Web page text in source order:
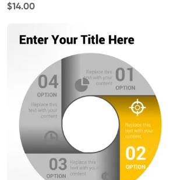
$14.00